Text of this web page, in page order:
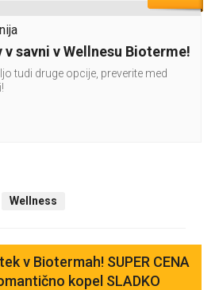
savni v Wellnesu Bioterme!
tudi druge opcije, preverite med
Wellness
v Biotermah! SUPER CENA
kopel SLADKO